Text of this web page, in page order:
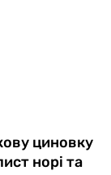
циновку
норі та